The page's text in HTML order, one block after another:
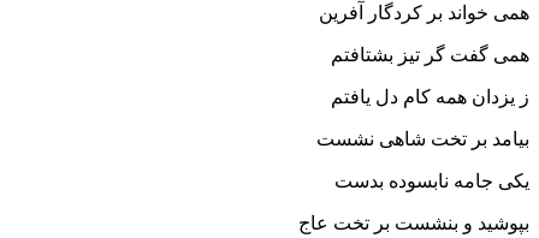
همى خواند بر کردگار آفرین‏
همى گفت گر تیز بشتافتم
ز یزدان همه کام دل یافتم‏
بیامد بر تخت شاهى نشست
یکى جامه نابسوده بدست‏
بپوشید و بنشست بر تخت عاج